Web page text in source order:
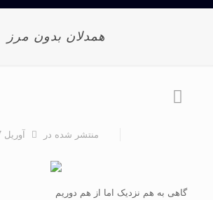
همدلان بدون مرز
منتشر شده در آوریل 7, 2019
گاهی به هم نزدیک اما از هم دوریم